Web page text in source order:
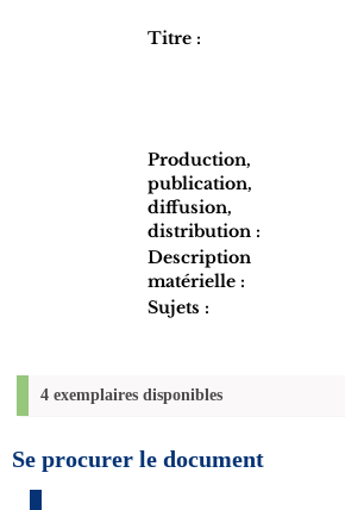
Titre :
Production,
publication,
diffusion,
distribution :
Description
matérielle :
Sujets :
4 exemplaires disponibles
Se procurer le document